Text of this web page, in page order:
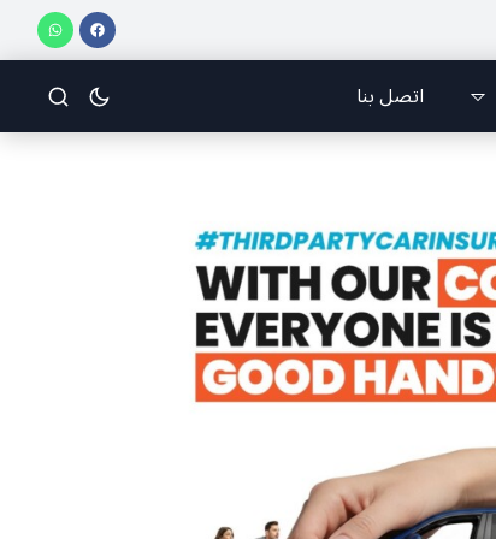
قراءة في صحف اليوم
اتصل بنا